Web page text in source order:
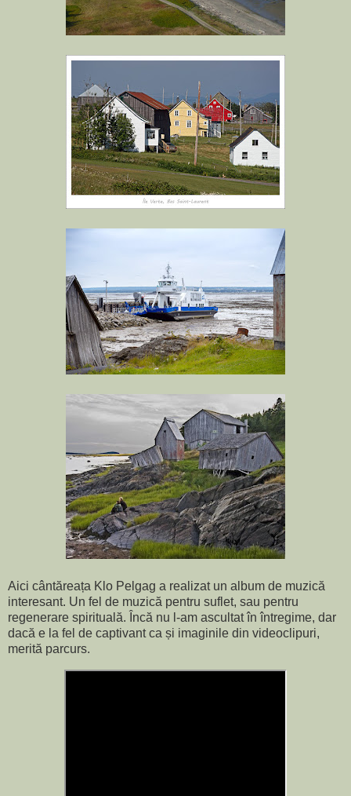
Aici cântăreața Klo Pelgag a realizat un album de muzică
interesant. Un fel de muzică pentru suflet, sau pentru
regenerare spirituală. Încă nu l-am ascultat în întregime, dar
dacă e la fel de captivant ca și imaginile din videoclipuri,
merită parcurs.